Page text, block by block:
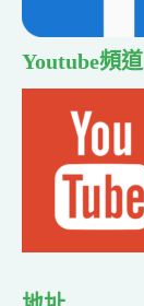
Youtube頻道